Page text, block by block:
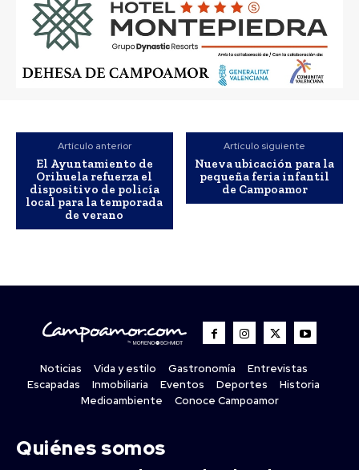
Artículo anterior
El Ayuntamiento de
Orihuela refuerza el
dispositivo de policía
local para la temporada
de verano
Artículo siguiente
Nueva ubicación para la
pequeña feria infantil
de Campoamor
Noticias Vida y estilo Gastronomía
Entrevistas
Escapadas
Inmobiliaria Eventos Deportes
Historia
Medioambiente
Conoce Campoamor
Quiénes somos